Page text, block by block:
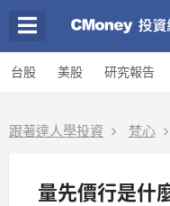
台股 美股 研究報告
跟著達人學投資 梵心
量先價行是什